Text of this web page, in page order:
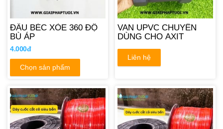
ĐẦU BÉC XÒE 360 ĐỘ
BÙ ÁP
4.000đ
Chọn sản phẩm
VAN UPVC CHUYÊN
DÙNG CHO AXIT
Liên hệ